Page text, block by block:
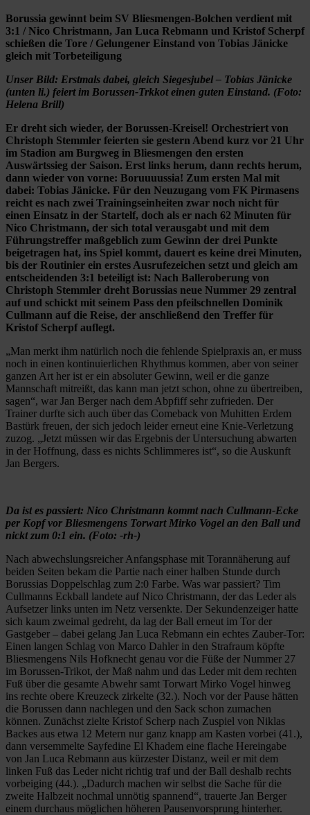
Borussia gewinnt beim SV Bliesmengen-Bolchen verdient mit
3:1 / Nico Christmann, Jan Luca Rebmann und Kristof Scherpf
schießen die Tore / Gelungener Einstand von Tobias Jänicke
gleich mit Torbeteiligung
Unser Bild: Erstmals dabei, gleich Siegesjubel – Tobias Jänicke
(unten li.) feiert im Borussen-Trkkot einen guten Einstand. (Foto:
Helena Brill)
Er dreht sich wieder, der Borussen-Kreisel! Orchestriert von
Christoph Stemmler feierten sie gestern Abend kurz vor 21 Uhr
im Stadion am Burgweg in Bliesmengen den ersten
Auswärtssieg der Saison. Erst links herum, dann rechts herum,
dann wieder von vorne: Boruuuussia! Zum ersten Mal mit
dabei: Tobias Jänicke. Für den Neuzugang vom FK Pirmasens
reicht es nach zwei Trainingseinheiten zwar noch nicht für
einen Einsatz in der Startelf, doch als er nach 62 Minuten für
Nico Christmann, der sich total verausgabt und mit dem
Führungstreffer maßgeblich zum Gewinn der drei Punkte
beigetragen hat, ins Spiel kommt, dauert es keine drei Minuten,
bis der Routinier ein erstes Ausrufezeichen setzt und gleich am
entscheidenden 3:1 beteiligt ist: Nach Balleroberung von
Christoph Stemmler dreht Borussias neue Nummer 29 zentral
auf und schickt mit seinem Pass den pfeilschnellen Dominik
Cullmann auf die Reise, der anschließend den Treffer für
Kristof Scherpf auflegt.
„Man merkt ihm natürlich noch die fehlende Spielpraxis an, er muss
noch in einen kontinuierlichen Rhythmus kommen, aber von seiner
ganzen Art her ist er ein absoluter Gewinn, weil er die ganze
Mannschaft mitreißt, das kann man jetzt schon, ohne zu übertreiben,
sagen“, war Jan Berger nach dem Abpfiff sehr zufrieden. Der
Trainer durfte sich auch über das Comeback von Muhitten Erdem
Bastürk freuen, der sich jedoch leider erneut eine Knie-Verletzung
zuzog. „Jetzt müssen wir das Ergebnis der Untersuchung abwarten
in der Hoffnung, dass es nichts Schlimmeres ist“, so die Auskunft
Jan Bergers.
Da ist es passiert: Nico Christmann kommt nach Cullmann-Ecke
per Kopf vor Bliesmengens Torwart Mirko Vogel an den Ball und
nickt zum 0:1 ein. (Foto: -rh-)
Nach abwechslungsreicher Anfangsphase mit Torannäherung auf
beiden Seiten bekam die Partie nach einer halben Stunde durch
Borussias Doppelschlag zum 2:0 Farbe. Was war passiert? Tim
Cullmanns Eckball landete auf Nico Christmann, der das Leder als
Aufsetzer links unten im Netz versenkte. Der Sekundenzeiger hatte
sich kaum zweimal gedreht, da lag der Ball erneut im Tor der
Gastgeber – dabei gelang Jan Luca Rebmann ein echtes Zauber-Tor:
Einen langen Schlag von Marco Dahler in den Strafraum köpfte
Bliesmengens Nils Hofknecht genau vor die Füße der Nummer 27
im Borussen-Trikot, der Maß nahm und das Leder mit dem rechten
Fuß über die gesamte Abwehr samt Torwart Mirko Vogel hinweg
ins rechte obere Kreuzeck zirkelte (32.). Noch vor der Pause hätten
die Borussen dann nachlegen und den Sack schon zumachen
können. Zunächst zielte Kristof Scherp nach Zuspiel von Niklas
Backes aus etwa 12 Metern nur ganz knapp am Kasten vorbei (41.),
dann versemmelte Sayfedine El Khadem eine flache Hereingabe
von Jan Luca Rebmann aus kürzester Distanz, weil er mit dem
linken Fuß das Leder nicht richtig traf und der Ball deshalb rechts
vorbeiging (44.). „Dadurch machen wir selbst die Sache für die
zweite Halbzeit nochmal unnötig spannend“, trauerte Jan Berger
einem durchaus möglichen höheren Pausenvorsprung hinterher.